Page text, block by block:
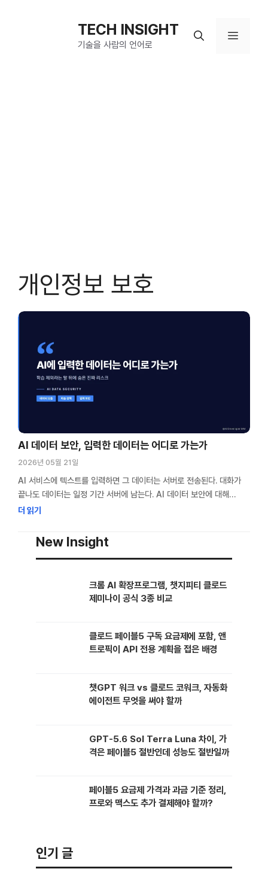
TECH INSIGHT
기술을 사람의 언어로
메
개인정보 보호
AI 데이터 보안, 입력한 데이터는 어디로 가는가
2026년 05월 21일
AI 서비스에 텍스트를 입력하면 그 데이터는 서버로 전송된다. 대화가
끝나도 데이터는 일정 기간 서버에 남는다. AI 데이터 보안에 대해
사용자 대부분은 이 과정을 인식하지 못한 채 업무 자료와 개인정보를
아이디어를 정리한다. 어느 순간 “이거 넣어도 되나?” 하는 생각이
들었다. 구조를 알고 나니 막연한 불안 대신 기준이 …
더 읽기
New Insight
크롬 AI 확장프로그램, 챗지피티 클로드
제미나이 공식 3종 비교
클로드 페이블5 구독 요금제에 포함, 앤
트로픽이 API 전용 계획을 접은 배경
챗GPT 워크 vs 클로드 코워크, 자동화
에이전트 무엇을 써야 할까
GPT-5.6 Sol Terra Luna 차이, 가
격은 페이블5 절반인데 성능도 절반일까
페이블5 요금제 가격과 과금 기준 정리,
프로와 맥스도 추가 결제해야 할까?
인기 글